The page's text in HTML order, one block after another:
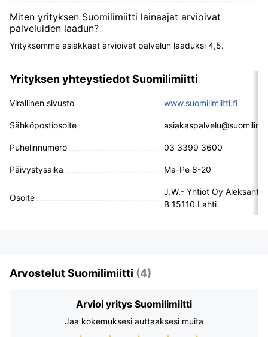
Miten yrityksen Suomilimiitti lainaajat arvioivat
palveluiden laadun?
Yrityksemme asiakkaat arvioivat palvelun laaduksi 4,5.
Yrityksen yhteystiedot Suomilimiitti
Virallinen sivusto www.suomilimiitti.fi
Sähköpostiosoite
Puhelinnumero 03 3399 3600
Päivystysaika Ma-Pe 8-20
Osoite
J.W.- Yhtiöt Oy
B 15110 Lahti
Arvostelut Suomilimiitti (4)
Arvioi yritys Suomilimiitti
Jaa kokemuksesi auttaaksesi muita